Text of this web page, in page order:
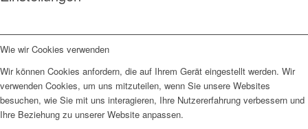
Wie wir Cookies verwenden
Wir können Cookies anfordern, die auf Ihrem Gerät eingestellt werden. Wir
verwenden Cookies, um uns mitzuteilen, wenn Sie unsere Websites
besuchen, wie Sie mit uns interagieren, Ihre Nutzererfahrung verbessern und
Ihre Beziehung zu unserer Website anpassen.